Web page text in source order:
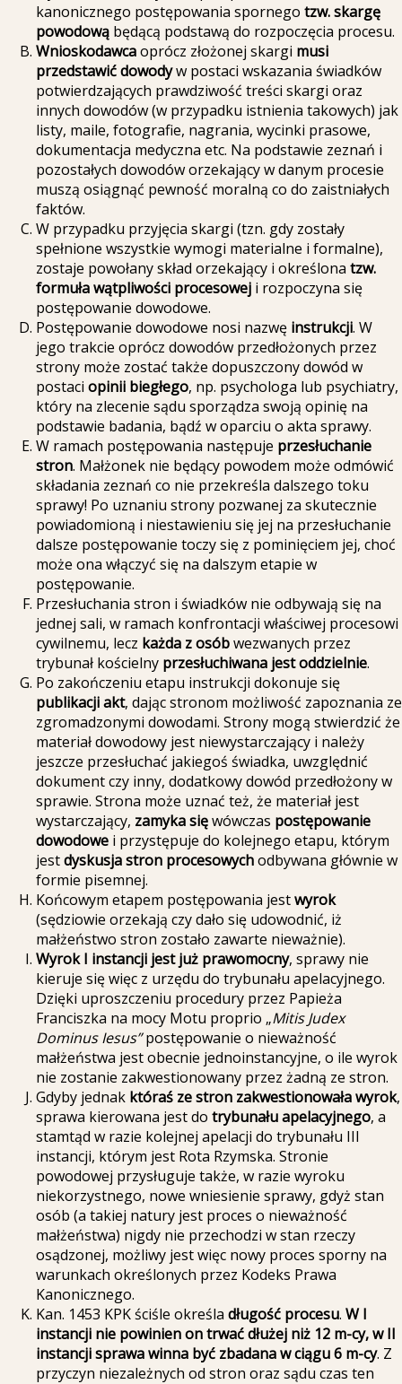
kanonicznego postępowania spornego tzw.skargę
powodową będącą podstawą do rozpoczęcia procesu.
Wnioskodawcaoprócz złożonej skargi musi
przedstawić dowodyw postaci wskazania świadków
potwierdzających prawdziwość treści skargi oraz
innych dowodów (w przypadku istnienia takowych) jak
listy, maile, fotografie, nagrania, wycinki prasowe,
dokumentacja medyczna etc. Na podstawie zeznań i
pozostałych dowodów orzekający w danym procesie
muszą osiągnąć pewność moralną co do zaistniałych
faktów.
W przypadku przyjęcia skargi (tzn. gdy zostały
spełnione wszystkie wymogi materialne i formalne),
zostaje powołany skład orzekający i określona tzw.
formuła wątpliwości procesowej i rozpoczyna się
postępowanie dowodowe.
Postępowanie dowodowe nosi nazwę instrukcji. W
jego trakcie oprócz dowodów przedłożonych przez
strony może zostać także dopuszczony dowód w
postaci opinii biegłego, np. psychologa lub psychiatry,
który na zlecenie sądu sporządza swoją opinię na
podstawie badania, bądź w oparciu o akta sprawy.
W ramach postępowania następuje przesłuchanie
stron. Małżonek nie będący powodem może odmówić
składania zeznań co nie przekreśla dalszego toku
sprawy! Po uznaniu strony pozwanej za skutecznie
powiadomioną i niestawieniu się jej na przesłuchanie
dalsze postępowanie toczy się z pominięciem jej, choć
może ona włączyć się na dalszym etapie w
postępowanie.
Przesłuchania stron i świadków nie odbywają się na
jednej sali, w ramach konfrontacji właściwej procesowi
cywilnemu, lecz każda z osóbwezwanych przez
trybunał kościelny przesłuchiwana jest oddzielnie.
Po zakończeniu etapu instrukcji dokonuje się
publikacji akt, dając stronom możliwość zapoznania ze
zgromadzonymi dowodami. Strony mogą stwierdzić że
materiał dowodowy jest niewystarczający i należy
jeszcze przesłuchać jakiegoś świadka, uwzględnić
dokument czy inny, dodatkowy dowód przedłożony w
sprawie. Strona może uznać też, że materiał jest
wystarczający, zamyka sięwówczas postępowanie
dowodowe i przystępuje do kolejnego etapu, którym
jestdyskusja stron procesowychodbywana głównie w
formie pisemnej.
Końcowym etapem postępowania jestwyrok
(sędziowie orzekają czy dało się udowodnić, iż
małżeństwo stron zostało zawarte nieważnie).
Wyrok I instancji jest już prawomocny, sprawy nie
kieruje się więc z urzędu do trybunału apelacyjnego.
Dzięki uproszczeniu procedury przez Papieża
Franciszka na mocy Motu proprio „Mitis Judex
Dominus Iesus”postępowanie o nieważność
małżeństwa jest obecnie jednoinstancyjne, o ile wyrok
nie zostanie zakwestionowany przez żadną ze stron.
Gdyby jednak któraś ze stron zakwestionowała wyrok,
sprawa kierowana jest do trybunału apelacyjnego, a
stamtąd w razie kolejnej apelacji do trybunału III
instancji, którym jest Rota Rzymska. Stronie
powodowej przysługuje także, w razie wyroku
niekorzystnego, nowe wniesienie sprawy, gdyż stan
osób (a takiej natury jest proces o nieważność
małżeństwa) nigdy nie przechodzi w stan rzeczy
osądzonej, możliwy jest więc nowy proces sporny na
warunkach określonych przez Kodeks Prawa
Kanonicznego.
Kan. 1453 KPK ściśle określa długość procesu. W I
instancji nie powinien on trwać dłużej niż 12 m-cy, w II
instancji sprawa winna być zbadana w ciągu 6 m-cy. Z
przyczyn niezależnych od stron oraz sądu czas ten